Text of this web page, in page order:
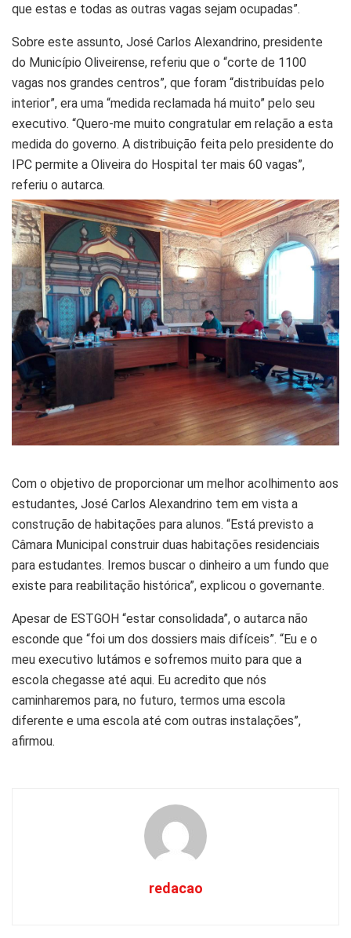
que estas e todas as outras vagas sejam ocupadas”.
Sobre este assunto, José Carlos Alexandrino, presidente
do Município Oliveirense, referiu que o “corte de 1100
vagas nos grandes centros”, que foram “distribuídas pelo
interior”, era uma “medida reclamada há muito” pelo seu
executivo. “Quero-me muito congratular em relação a esta
medida do governo. A distribuição feita pelo presidente do
IPC permite a Oliveira do Hospital ter mais 60 vagas”,
referiu o autarca.
Com o objetivo de proporcionar um melhor acolhimento aos
estudantes, José Carlos Alexandrino tem em vista a
construção de habitações para alunos. “Está previsto a
Câmara Municipal construir duas habitações residenciais
para estudantes. Iremos buscar o dinheiro a um fundo que
existe para reabilitação histórica”, explicou o governante.
Apesar de ESTGOH “estar consolidada”, o autarca não
esconde que “foi um dos dossiers mais difíceis”. “Eu e o
meu executivo lutámos e sofremos muito para que a
escola chegasse até aqui. Eu acredito que nós
caminharemos para, no futuro, termos uma escola
diferente e uma escola até com outras instalações”,
afirmou.
redacao